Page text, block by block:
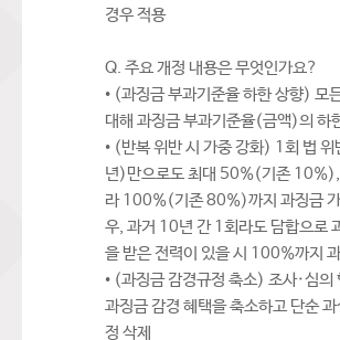
경우 적용
Q. 주요 개정 내용은 무엇인가요?
• (과징금 부과기준율 하한 상향) 모
대해 과징금 부과기준율(금액)의 하
• (반복 위반 시 가중 강화) 1회 법
년)만으로도 최대 50%(기존 10%),
라 100%(기존 80%)까지 과징금
우, 과거 10년 간 1회라도 담합으로
을 받은 전력이 있을 시 100%까지
• (과징금 감경규정 축소) 조사·심의
과징금 감경 혜택을 축소하고 단순
정 삭제